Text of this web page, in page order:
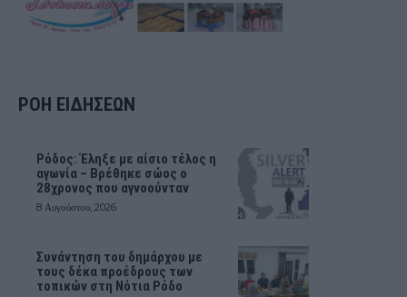
ΡΟΗ ΕΙΔΗΣΕΩΝ
Ρόδος: Έληξε με αίσιο τέλος η
αγωνία – Βρέθηκε σώος ο
28χρονος που αγνοούνταν
8 Αυγούστου, 2026
Συνάντηση του δημάρχου με
τους δέκα προέδρους των
τοπικών στη Νότια Ρόδο